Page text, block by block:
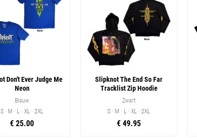
Don't Ever Judge Me
Neon
Blauw
S · M · L · XL · 2XL
€ 25.00
Slipknot The End So Far
Tracklist Zip Hoodie
Zwart
S · M · L · XL · 2XL
€ 49.95